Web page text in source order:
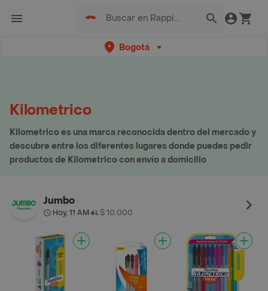
Bogotá
Kilometrico
Kilometrico es una marca reconocida dentro del mercado y
descubre entre los diferentes lugares donde puedes pedir
productos de Kilometrico con envío a domicilio
Jumbo
Hoy, 11 AM• $ 10.000